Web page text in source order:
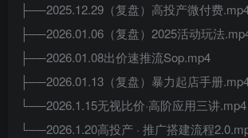
├──2025.12.29（复盘）高投产微付费
├──2026.01.06（复盘）2025活动玩法
├──2026.01.08出价速推流Sop.mp4
├──2026.01.13（复盘）暴力起店手册
└──2026.1.15无视比价·高阶应用三讲.mp4
└──2026.1.20高投产 · 推广搭建流程